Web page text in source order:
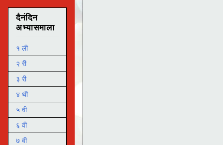
दैनंदिन
अभ्यासमाला
१ ली
२ री
३ री
४ थी
५ वी
६ वी
७ वी